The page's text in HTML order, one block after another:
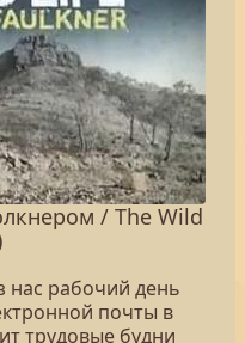
/ The Wild
нас рабочий день
почты в
трудовые будни